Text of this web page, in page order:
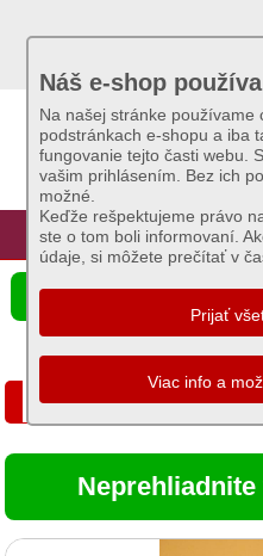
Úvod Hlavná stránka
Náš e-shop
Na našej stránke používame
podstránkach e-shopu a iba
fungovanie tejto časti webu.
vašim prihlásením. Bez ich
možné.
Keďže rešpektujeme právo
ste o tom boli informovaní.
údaje, si môžete prečítať v
☰ Ponuka produktov
Akcie
Sviečky
Umelé
kvety
Semená
a
osivá
E-SHOP firmy